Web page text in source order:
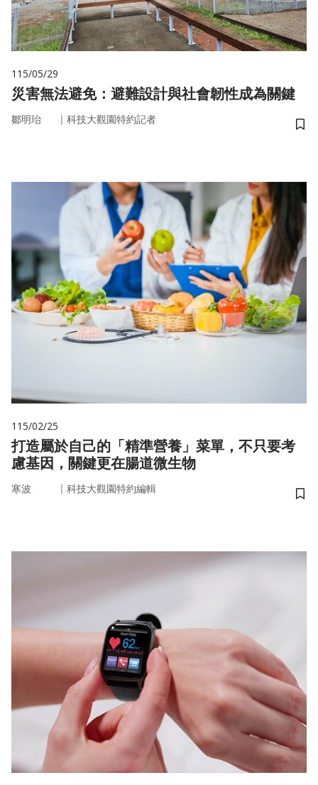
115/05/29
災害無法避免：避難設計與社會韌性成為關鍵
鄒明珆 ｜ 科技大觀園特約記者
儲
115/02/25
打造屬於自己的「精準營養」菜單，不只要考
慮基因，關鍵更在腸道微生物
寒波 ｜ 科技大觀園特約編輯
儲